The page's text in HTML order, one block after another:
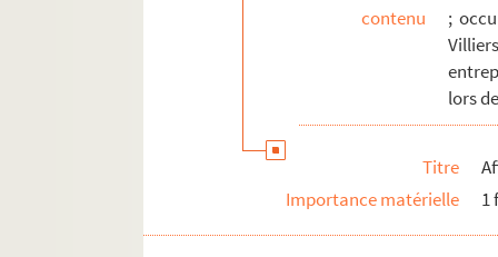
contenu
;
lors
Titre
Importance matérielle
1